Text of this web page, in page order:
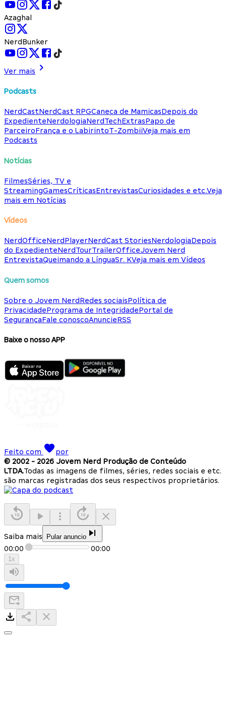
Azaghal
NerdBunker
Ver mais
Podcasts
NerdCastNerdCast RPGCaneca de MamicasDepois do
ExpedienteNerdologiaNerdTechExtrasPapo de
ParceiroFrança e o LabirintoT-ZombiiVeja mais em
Podcasts
Notícias
FilmesSéries, TV e
StreamingGamesCríticasEntrevistasCuriosidades e etc.Veja
mais em Notícias
Vídeos
NerdOfficeNerdPlayerNerdCast StoriesNerdologiaDepois
do ExpedienteNerdTourTrailerOfficeJovem Nerd
EntrevistaQueimando a LínguaSr. KVeja mais em Vídeos
Quem somos
Sobre o Jovem NerdRedes sociaisPolítica de
PrivacidadePrograma de IntegridadePortal de
SegurançaFale conoscoAnuncieRSS
Baixe o nosso APP
Feito com
por
© 2002 - 2026 Jovem Nerd Produção de Conteúdo
LTDA.Todas as imagens de filmes, séries, redes sociais e etc.
são marcas registradas dos seus respectivos proprietários.
Saiba mais Pular anuncio
00:00 00:00
1x